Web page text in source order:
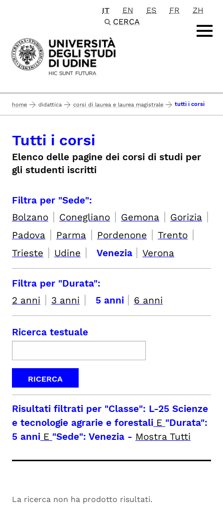
Passa al contenuto principale
IT EN ES FR
ZH
CERCA
home didattica corsi di laurea e laurea magistrale tutti i corsi
Tutti i corsi
Elenco delle pagine dei corsi di studi per
gli studenti iscritti
Filtra per "Sede":
Bolzano | Conegliano | Gemona | Gorizia |
Padova | Parma | Pordenone | Trento |
Trieste | Udine | Venezia | Verona
Filtra per "Durata":
2 anni | 3 anni | 5 anni | 6 anni
Ricerca testuale
Risultati filtrati per "Classe": L-25 Scienze
e tecnologie agrarie e forestali E "Durata":
5 anni E "Sede": Venezia - Mostra Tutti
La ricerca non ha prodotto risultati.